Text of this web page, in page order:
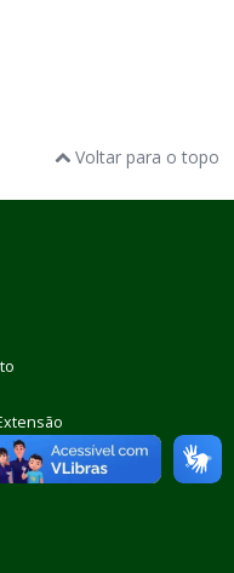
Voltar para o topo